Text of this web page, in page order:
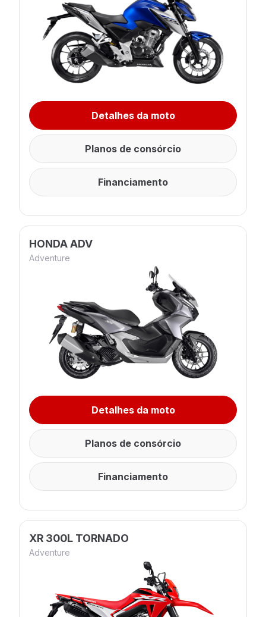
Detalhes da moto
Planos de consórcio
Financiamento
HONDA ADV
Adventure
Detalhes da moto
Planos de consórcio
Financiamento
XR 300L TORNADO
Adventure